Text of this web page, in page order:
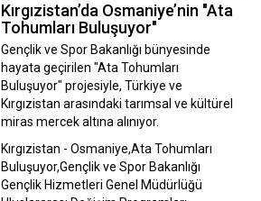
Kırgızistan’da Osmaniye’nin "Ata
Tohumları Buluşuyor"
Gençlik ve Spor Bakanlığı bünyesinde
hayata geçirilen "Ata Tohumları
Buluşuyor" projesiyle, Türkiye ve
Kırgızistan arasındaki tarımsal ve kültürel
miras mercek altına alınıyor.
Kırgızistan - Osmaniye,Ata Tohumları
Buluşuyor,Gençlik ve Spor Bakanlığı
Gençlik Hizmetleri Genel Müdürlüğü